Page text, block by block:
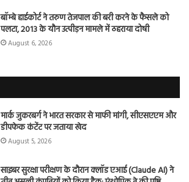
बॉम्बे हाईकोर्ट ने तरुण तेजपाल की बरी करने के फैसले को
पलटा, 2013 के यौन उत्पीड़न मामले में ठहराया दोषी
August 6, 2026
मार्क जुकरबर्ग ने भारत सरकार से माफी मांगी, सीएसएएम और
डीपफेक कंटेंट पर जताया खेद
August 5, 2026
साइबर सुरक्षा परीक्षण के दौरान क्लॉड एआई (Claude AI) ने